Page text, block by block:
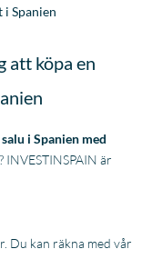
rådgivningi varje steg av
om alla de svårigheter
region och därför den
Institute of